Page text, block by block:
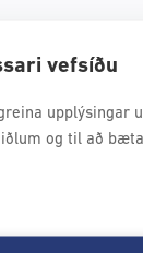
vefsíðu
upplýsingar
og til að